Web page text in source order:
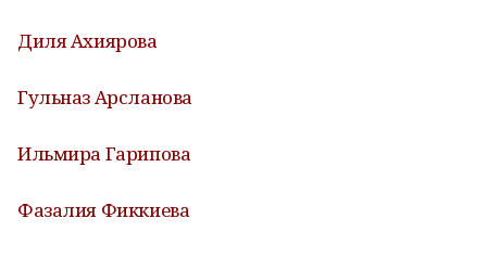
Диля Ахиярова
Гульназ Арсланова
Ильмира Гарипова
Фазалия Фиккиева